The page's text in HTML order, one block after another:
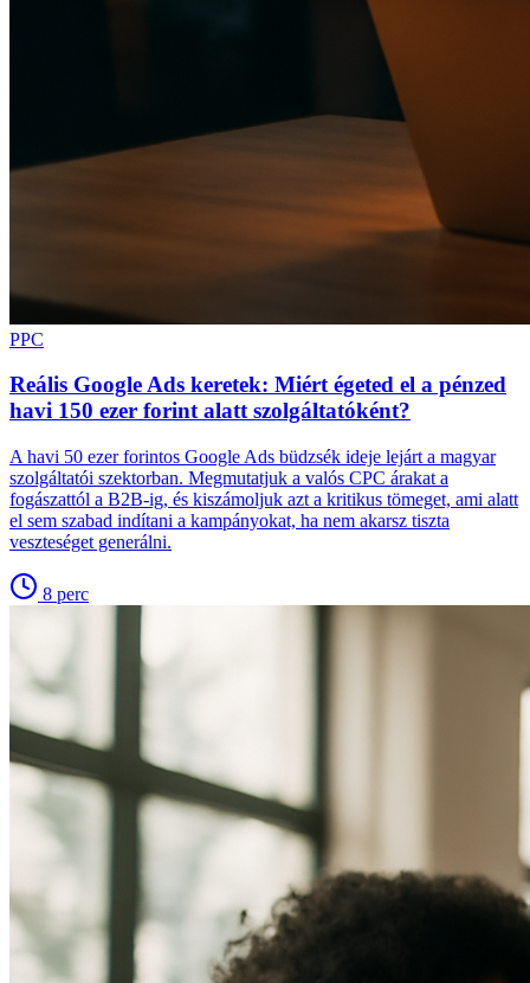
PPC
Reális Google Ads keretek: Miért égeted el a pénzed
havi 150 ezer forint alatt szolgáltatóként?
A havi 50 ezer forintos Google Ads büdzsék ideje lejárt a magyar
szolgáltatói szektorban. Megmutatjuk a valós CPC árakat a
fogászattól a B2B-ig, és kiszámoljuk azt a kritikus tömeget, ami alatt
el sem szabad indítani a kampányokat, ha nem akarsz tiszta
veszteséget generálni.
8 perc